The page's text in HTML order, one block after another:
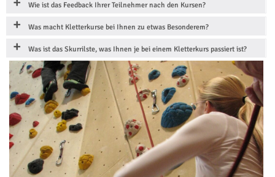
Wie ist das Feedback Ihrer Teilnehmer nach den Kursen?
Was macht Kletterkurse bei Ihnen zu etwas Besonderem?
Was ist das Skurrilste, was Ihnen je bei einem Kletterkurs passiert ist?